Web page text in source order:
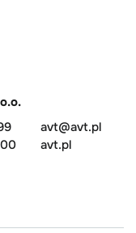
avt@avt.pl
avt.pl